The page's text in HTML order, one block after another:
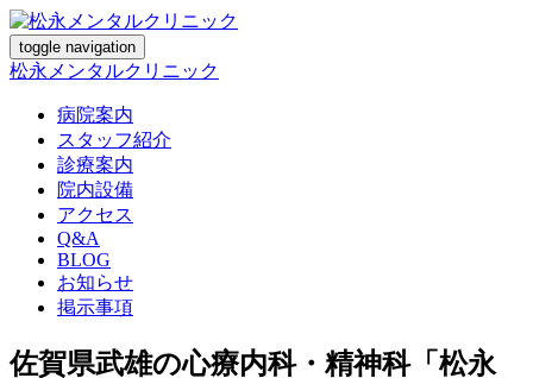
toggle navigation
松永メンタルクリニック
病院案内
スタッフ紹介
診療案内
院内設備
アクセス
Q&A
BLOG
お知らせ
掲示事項
佐賀県武雄の心療内科・精神科「松永